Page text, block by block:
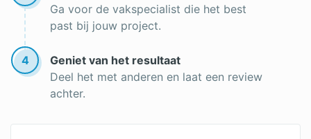
Ga voor de vakspecialist die het best
past bij jouw project.
4
Geniet van het resultaat
Deel het met anderen en laat een review
achter.